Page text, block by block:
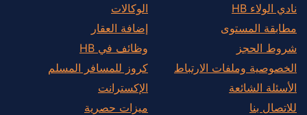
نادي الولاء HB
مطابقة المستوى
شروط الحجز
الخصوصية وملفات الارتباط
الأسئلة الشائعة
للاتصال بنا
الوكالات
إضافة العقار
وظائف في HB
كروز للمسافر المسلم
الإكسترانت
ميزات حصرية